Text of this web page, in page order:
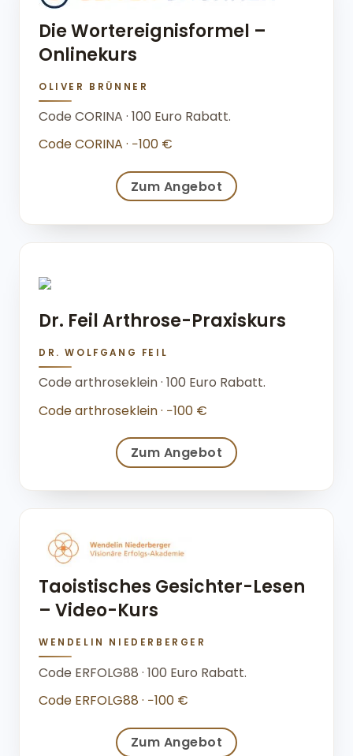
Die Wortereignisformel –
Onlinekurs
OLIVER BRÜNNER
Code CORINA · 100 Euro Rabatt.
Code CORINA · −100 €
Zum Angebot
Dr. Feil Arthrose-Praxiskurs
DR. WOLFGANG FEIL
Code arthroseklein · 100 Euro Rabatt.
Code arthroseklein · −100 €
Zum Angebot
Taoistisches Gesichter-Lesen
– Video-Kurs
WENDELIN NIEDERBERGER
Code ERFOLG88 · 100 Euro Rabatt.
Code ERFOLG88 · −100 €
Zum Angebot